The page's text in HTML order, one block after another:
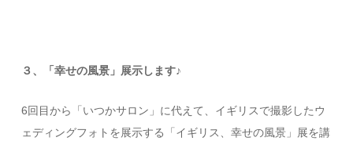
３、「幸せの風景」展示します♪
6回目から「いつかサロン」に代えて、イギリスで撮影したウ
ェディングフォトを展示する「イギリス、幸せの風景」展を講